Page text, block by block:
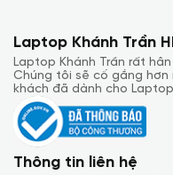
Laptop Khánh Trần
Laptop Khánh Trần rất
Chúng tôi sẽ cố gắng
khách đã dành cho Laptop
Thông tin liên hệ